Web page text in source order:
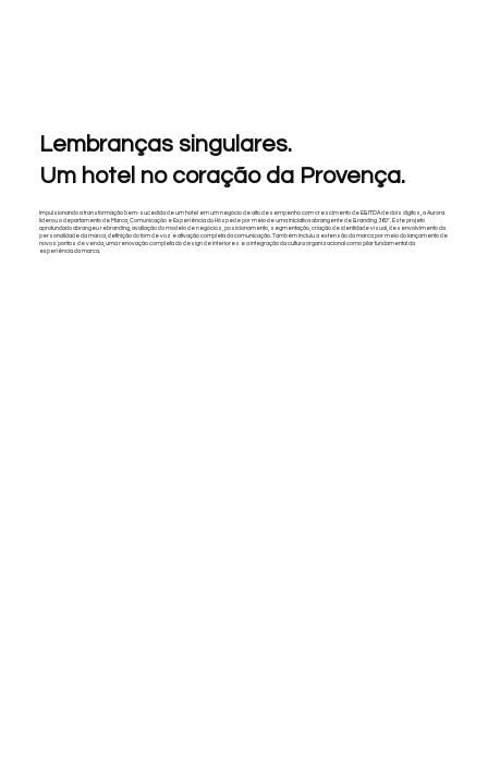
Lembranças singulares.
Um hotel no coração da Provença.
Impulsionando a transformação bem-sucedida de um hotel em um negócio de alto desempenho com crescimento de EBITDA de dois dígitos, a Aurora
liderou o departamento de Marca, Comunicação e Experiência do Hóspede por meio de uma iniciativa abrangente de Branding 360°. Este projeto
aprofundado abrangeu rebranding, avaliação do modelo de negócios, posicionamento, segmentação, criação de identidade visual, desenvolvimento da
personalidade da marca, definição do tom de voz e ativação completa da comunicação. Também incluiu a extensão da marca por meio do lançamento de
novos pontos de venda, uma renovação completa do design de interiores e a integração da cultura organizacional como pilar fundamental da
experiência da marca.